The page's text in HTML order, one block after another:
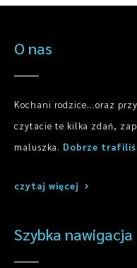
O nas
Kochani rodzice...oraz
czytacie te kilka zdań,
maluszka. Dobrze
czytaj więcej
Szybka nawigacja